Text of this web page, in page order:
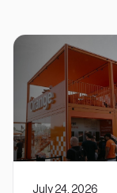
July 24, 2026